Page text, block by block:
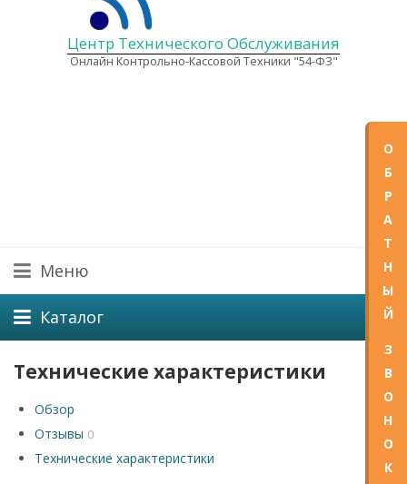
Центр Технического Обслуживания
Онлайн Контрольно-Кассовой Техники "54-ФЗ"
E-
Меню
Каталог
Технические характеристики
Обзор
Отзывы 0
Технические характеристики
О
Б
Р
А
Т
Н
Ы
Й
З
В
О
Н
О
К